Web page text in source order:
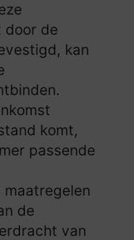
door de
kan
komt,
passende
de
van